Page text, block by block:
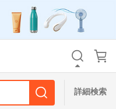
詳細検索
リセット